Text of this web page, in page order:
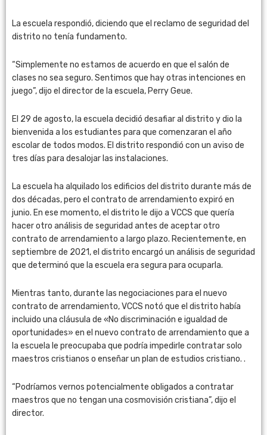
La escuela respondió, diciendo que el reclamo de seguridad del
distrito no tenía fundamento.
“Simplemente no estamos de acuerdo en que el salón de
clases no sea seguro. Sentimos que hay otras intenciones en
juego”, dijo el director de la escuela, Perry Geue.
El 29 de agosto, la escuela decidió desafiar al distrito y dio la
bienvenida a los estudiantes para que comenzaran el año
escolar de todos modos. El distrito respondió con un aviso de
tres días para desalojar las instalaciones.
La escuela ha alquilado los edificios del distrito durante más de
dos décadas, pero el contrato de arrendamiento expiró en
junio. En ese momento, el distrito le dijo a VCCS que quería
hacer otro análisis de seguridad antes de aceptar otro
contrato de arrendamiento a largo plazo. Recientemente, en
septiembre de 2021, el distrito encargó un análisis de seguridad
que determinó que la escuela era segura para ocuparla.
Mientras tanto, durante las negociaciones para el nuevo
contrato de arrendamiento, VCCS notó que el distrito había
incluido una cláusula de «No discriminación e igualdad de
oportunidades» en el nuevo contrato de arrendamiento que a
la escuela le preocupaba que podría impedirle contratar solo
maestros cristianos o enseñar un plan de estudios cristiano. .
“Podríamos vernos potencialmente obligados a contratar
maestros que no tengan una cosmovisión cristiana”, dijo el
director.